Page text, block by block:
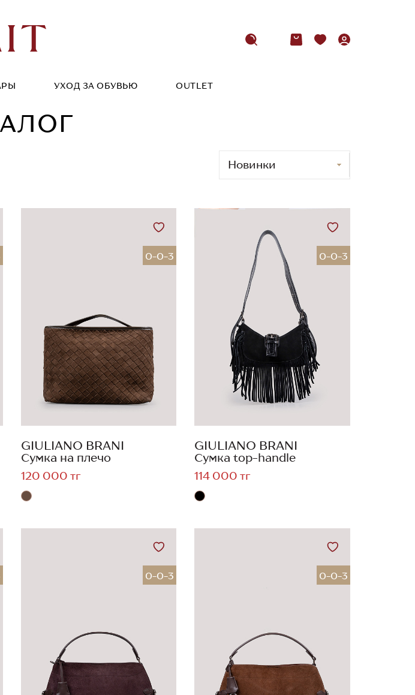
УХОД ЗА ОБУВЬЮ OUTLET
0-0-3
GIULIANO BRANI
Сумка на плечо
120 000 тг
0-0-3
GIULIANO BRANI
Сумка top-handle
114 000 тг
0-0-3 0-0-3